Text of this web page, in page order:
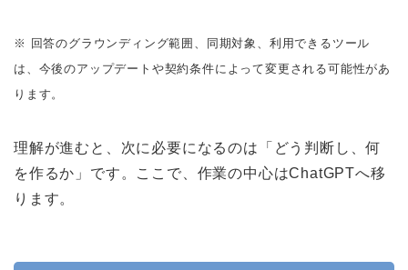
※ 回答のグラウンディング範囲、同期対象、利用できるツール
は、今後のアップデートや契約条件によって変更される可能性があ
ります。
理解が進むと、次に必要になるのは「どう判断し、何
を作るか」です。ここで、作業の中心はChatGPTへ移
ります。